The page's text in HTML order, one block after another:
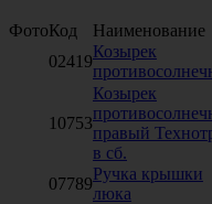
ФотоКод Наименование
02419
Козырек
10753
Козырек
правый
в сб.
07789
Ручка крышки
люка